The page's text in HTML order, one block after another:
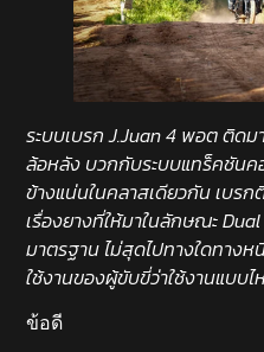
ระบบเบรก J.Juan 4 พอต ติด
ล้อหลัง บวกกับระบบแทร็คชันค
ข้างแน่นในคลาสเดียวกัน เบร
เรื่องยางที่ให้มาในลักษณะ
มาตรฐาน ไม่สุดไปทางใดทาง
ใช้งานของผู้ขับขี่ว่าใช้งานแบบ
ข้อดี